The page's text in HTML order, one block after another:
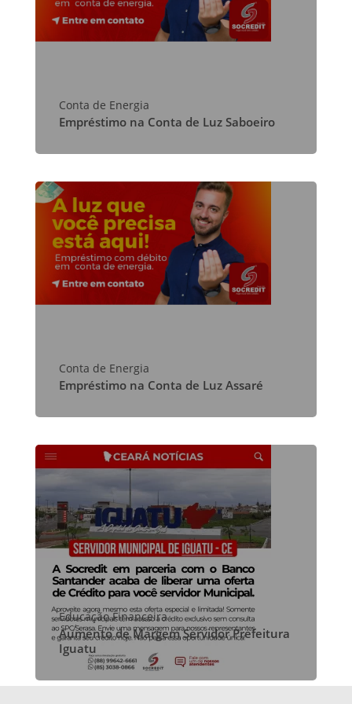
Conta de Energia
Empréstimo na Conta de Luz Saboeiro
Conta de Energia
Empréstimo na Conta de Luz Assaré
Educação Financeira
Aumento de Margem Servidor Prefeitura
Iguatu